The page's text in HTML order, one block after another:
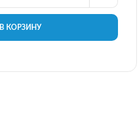
В КОРЗИНУ